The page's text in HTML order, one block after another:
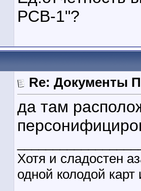
РСВ-1"?
Re: Документы
да там
Хотя и сладостен
одной колодой